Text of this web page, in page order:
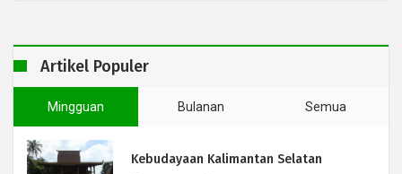
Artikel Populer
Mingguan Bulanan Semua
Kebudayaan Kalimantan Selatan